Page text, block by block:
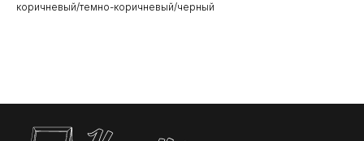
коричневый/темно-коричневый/черный
Реквизиты
Наши работы